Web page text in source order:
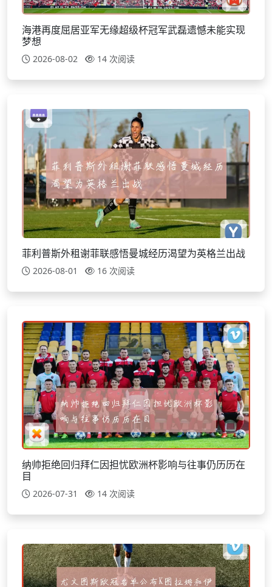
海港再度屈居亚军无缘超级杯冠军武磊遗憾未能实现
梦想
2026-08-02 14 次阅读
菲利普斯外租谢菲联感悟曼城经历渴望为英格兰出战
2026-08-01 16 次阅读
纳帅拒绝回归拜仁因担忧欧洲杯影响与往事仍历历在
目
2026-07-31 14 次阅读